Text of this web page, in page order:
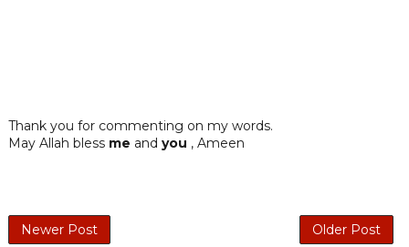
Thank you for commenting on my words.
May Allah bless me and you , Ameen
Newer Post Older Post